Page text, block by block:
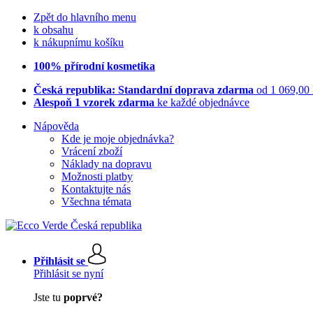
Zpět do hlavního menu
k obsahu
k nákupnímu košíku
100% přírodní kosmetika
Česká republika: Standardní doprava zdarma od 1 069,00
Alespoň 1 vzorek zdarma ke každé objednávce
Nápověda
Kde je moje objednávka?
Vrácení zboží
Náklady na dopravu
Možnosti platby
Kontaktujte nás
Všechna témata
Přihlásit se
Přihlásit se nyní
Jste tu poprvé?